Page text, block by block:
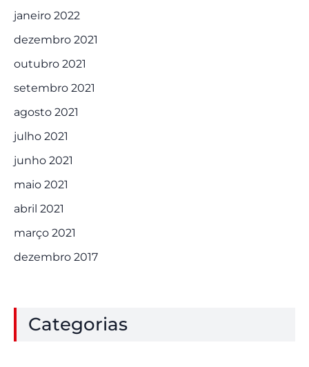
janeiro 2022
dezembro 2021
outubro 2021
setembro 2021
agosto 2021
julho 2021
junho 2021
maio 2021
abril 2021
março 2021
dezembro 2017
Categorias